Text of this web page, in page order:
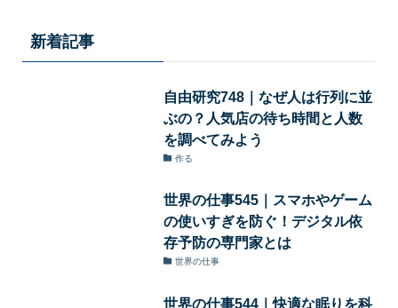
新着記事
自由研究748｜なぜ人は行列に並
ぶの？人気店の待ち時間と人数
を調べてみよう
作る
世界の仕事545｜スマホやゲーム
の使いすぎを防ぐ！デジタル依
存予防の専門家とは
世界の仕事
世界の仕事544｜快適な眠りを科